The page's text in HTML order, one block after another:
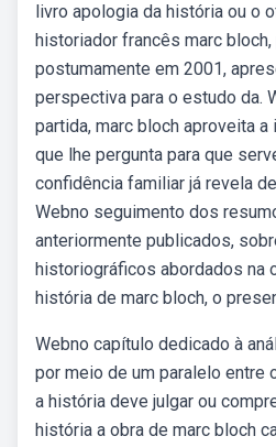
livro apologia da história ou o
historiador francês marc
postumamente em 2001,
perspectiva para o estudo da.
partida, marc bloch aproveita
que lhe pergunta para que
confidência familiar já revela
Webno seguimento dos
anteriormente publicados,
historiográficos abordados na
história de marc bloch, o
Webno capítulo dedicado à
por meio de um paralelo entre
a história deve julgar ou
história a obra de marc bloch